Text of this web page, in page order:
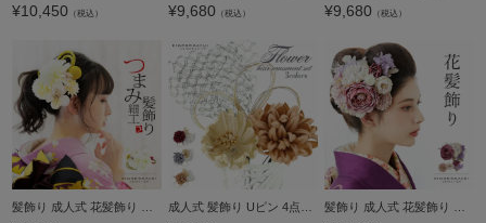
¥10,450 （税込） ¥9,680 （税込） ¥9,680 （税込）